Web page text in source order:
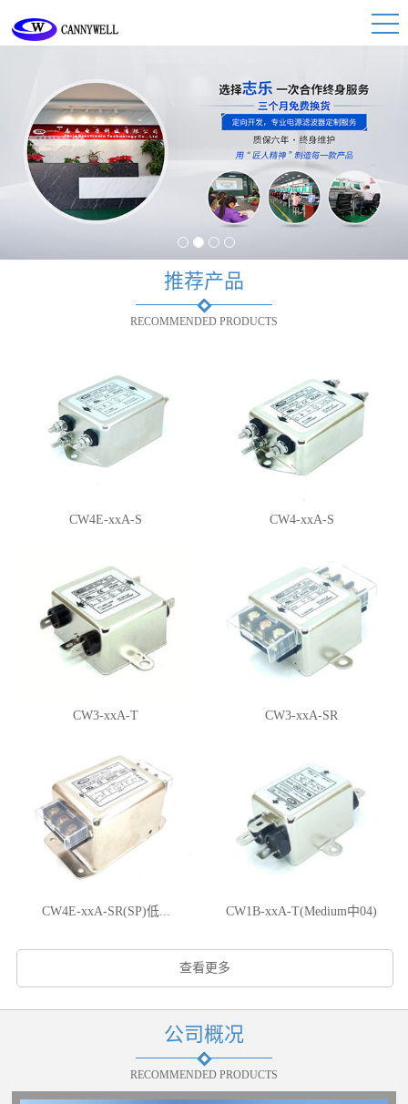
1 2 3 4
推荐产品
RECOMMENDED PRODUCTS
CW4E-xxA-S CW4-xxA-S
CW3-xxA-T CW3-xxA-SR
CW4E-xxA-SR(SP)低... CW1B-xxA-T(Medium中04)
查看更多
公司概况
RECOMMENDED PRODUCTS